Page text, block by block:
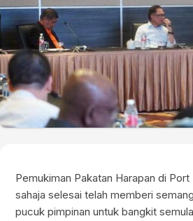
Pemukiman Pakatan Harapan di
sahaja selesai telah memberi
pucuk pimpinan untuk bangkit